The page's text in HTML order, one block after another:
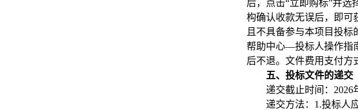
后，点击“立即购标”并选
构确认收款无误后，即可
且不具备参与本项目投
帮助中心—投标人操作指
后不退。文件费用支付方
五、投标文件的递交
递交截止时间：2026
递交方法：1.投标人